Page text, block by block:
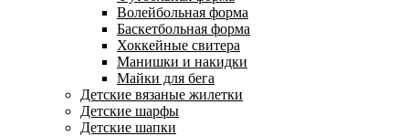
Волейбольная форма
Баскетбольная форма
Хоккейные свитера
Манишки и накидки
Майки для бега
Детские вязаные жилетки
Детские шарфы
Детские шапки